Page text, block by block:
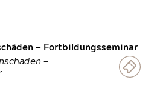
— Fortbildungsseminar
—